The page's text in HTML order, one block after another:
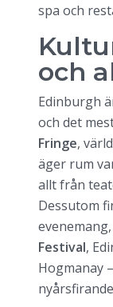
spa och
och
Edinburgh
och det
Fringe,
äger rum
allt från
Dessutom
Festival,
Hogmanay